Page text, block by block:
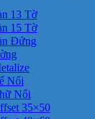
13 Tờ
15 Tờ
Đứng
Nổi
Nổi
35×50